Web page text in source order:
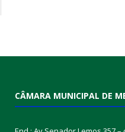
CÂMARA MUNICIPAL DE